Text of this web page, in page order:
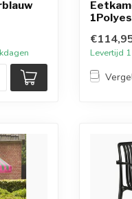
Levertijd